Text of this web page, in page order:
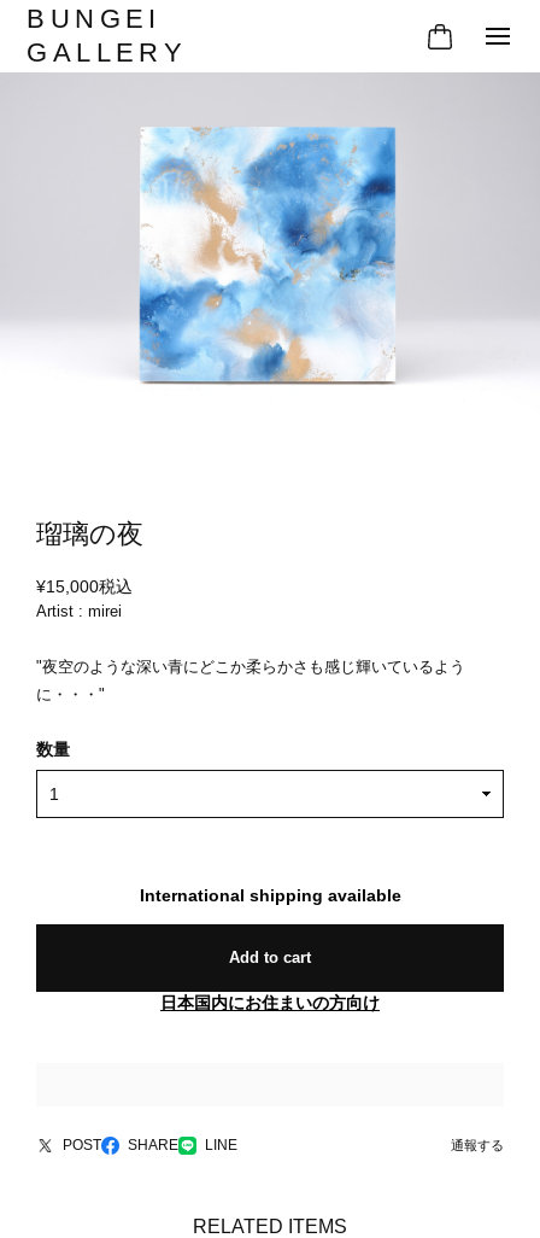
BUNGEI
GALLERY
瑠璃の夜
¥15,000税込
Artist : mirei
"夜空のような深い青にどこか柔らかさも感じ輝いているよう
に・・・"
数量
International shipping available
Add to cart
日本国内にお住まいの方向け
POST SHARE LINE 通報する
RELATED ITEMS